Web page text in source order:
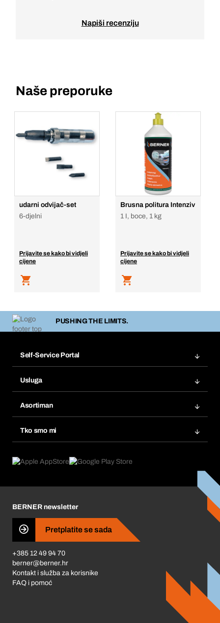
Napiši recenziju
Naše preporuke
udarni odvijač-set
6-djelni
Prijavite se kako bi vidjeli
cijene
Brusna politura Intenziv
1 I, boce, 1 kg
Prijavite se kako bi vidjeli
cijene
PUSHING THE LIMITS.
Self-Service Portal
Popisi želja
Ponovno naručivanje
Pretplate
Usluga
Tražitelji proizvoda
Asortiman
Tko smo mi
Što nas pokreće
Business Conduct
BERNER newsletter
Pretplatite se sada
+385 12 49 94 70
berner@berner.hr
Kontakt i služba za korisnike
FAQ i pomoć